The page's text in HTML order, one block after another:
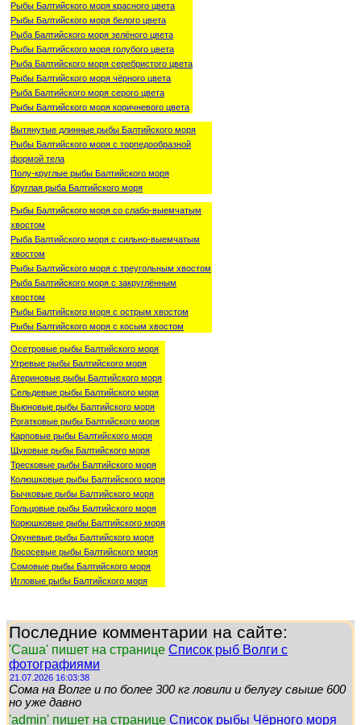
Рыбы Балтийского моря красного цвета
Рыбы Балтийского моря белого цвета
Рыба Балтийского моря зелёного цвета
Рыбы Балтийского моря голубого цвета
Рыба Балтийского моря серебристого цвета
Рыбы Балтийского моря чёрного цвета
Рыба Балтийского моря серого цвета
Рыбы Балтийского моря коричневого цвета
Вытянутые длинные рыбы Балтийского моря
Рыбы Балтийского моря с торпедообразной
формой тела
Полу-круглые рыбы Балтийского моря
Круглая рыба Балтийского моря
Рыбы Балтийского моря со слабо-выемчатым
хвостом
Рыба Балтийского моря с сильно-выемчатым
хвостом
Рыбы Балтийского моря с треугольным хвостом
Рыба Балтийского моря с закруглённым
хвостом
Рыбы Балтийского моря с острым хвостом
Рыбы Балтийского моря с косым хвостом
Осетровые рыбы Балтийского моря
Угревые рыбы Балтийского моря
Атериновые рыбы Балтийского моря
Сельдевые рыбы Балтийского моря
Вьюновые рыбы Балтийского моря
Рогатковые рыбы Балтийского моря
Карповые рыбы Балтийского моря
Щуковые рыбы Балтийского моря
Тресковые рыбы Балтийского моря
Колюшковые рыбы Балтийского моря
Бычковые рыбы Балтийского моря
Гольцовые рыбы Балтийского моря
Корюшковые рыбы Балтийского моря
Окуневые рыбы Балтийского моря
Лососевые рыбы Балтийского моря
Сомовые рыбы Балтийского моря
Игловые рыбы Балтийского моря
Последние комментарии на сайте:
'Саша' пишет на странице Список рыб Волги с
фотографиями
21.07.2026 16:03:38
Сома на Волге и по более 300 кг ловили и белугу свыше 600
но уже давно
'admin' пишет на странице Список рыбы Чёрного моря